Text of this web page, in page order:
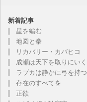
新着記事
星を編む
地図と拳
リカバリー・カバヒコ
成瀬は天下を取りにいく
ラブカは静かに弓を持つ
存在のすべてを
正欲